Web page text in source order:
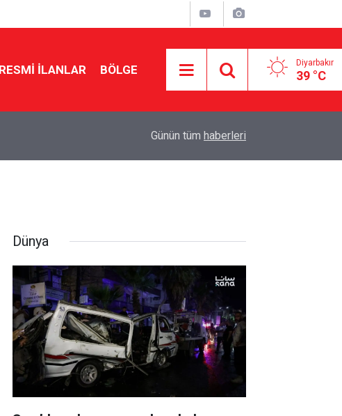
RESMI İLANLAR BÖLGE Diyarbakır
39 °C
Amedspor’un 2’inci ve 3’üncü hafta maç
Günün tüm haberleri
Dünya